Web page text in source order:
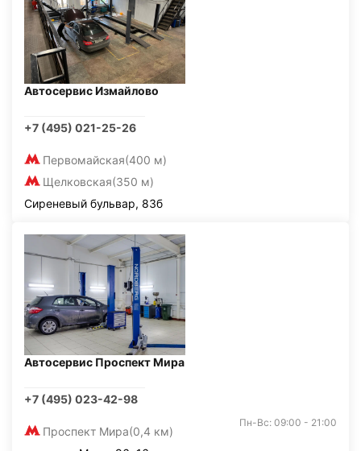
Автосервис Измайлово
+7 (495) 021-25-26
Первомайская(400 м)
Щелковская(350 м)
Сиреневый бульвар, 83б
Автосервис Проспект Мира
+7 (495) 023-42-98
Проспект Мира(0,4 км)
Пн-Вс: 09:00 - 21:00